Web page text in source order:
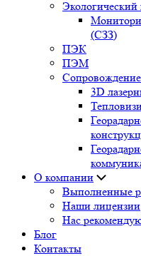
Экологический
(СЗЗ)
ПЭК
ПЭМ
Сопровождение
3D
О компании
Выполненные
Наши лицензии
Нас
Блог
Контакты